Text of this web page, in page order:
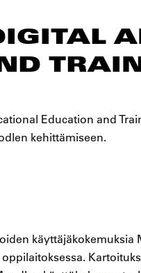
Education and
kehittämiseen.
käyttäjäkokemuksia